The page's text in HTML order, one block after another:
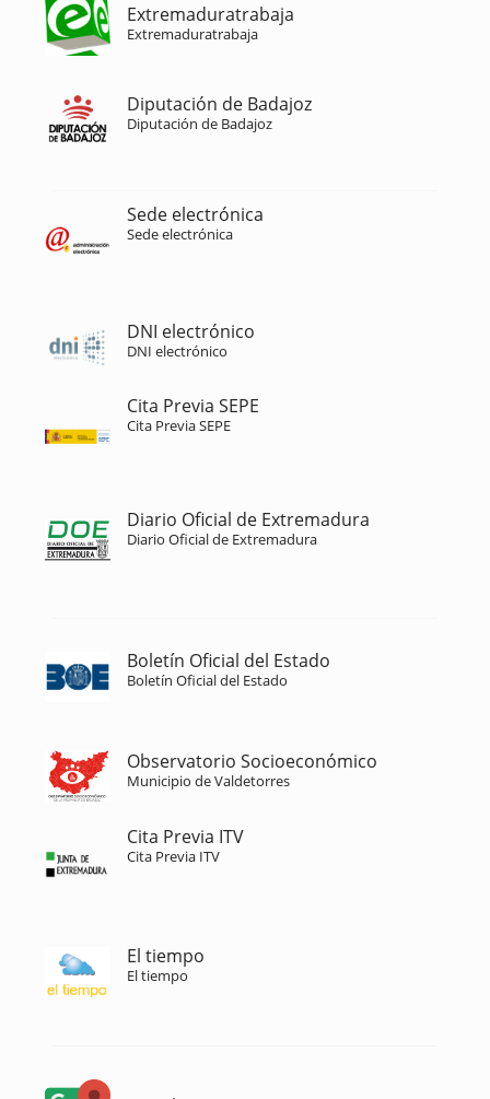
Extremaduratrabaja
Extremaduratrabaja
Diputación de Badajoz
Diputación de Badajoz
Sede electrónica
Sede electrónica
DNI electrónico
DNI electrónico
Cita Previa SEPE
Cita Previa SEPE
Diario Oficial de Extremadura
Diario Oficial de Extremadura
Boletín Oficial del Estado
Boletín Oficial del Estado
Observatorio Socioeconómico
Municipio de Valdetorres
Cita Previa ITV
Cita Previa ITV
El tiempo
El tiempo